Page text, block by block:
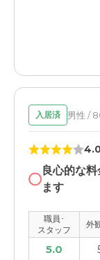
ライブラリ初石
入る予定の部
し、職員さん
職員・スタッ
ます。 医療に
てもらっていま
っているので、
介護医療サービ
1か月に1回行
分くらいに制
いので、職員
きてもらいます
入居済 男性 /
良心的な
ます
職員･
スタッフ
外
5.0